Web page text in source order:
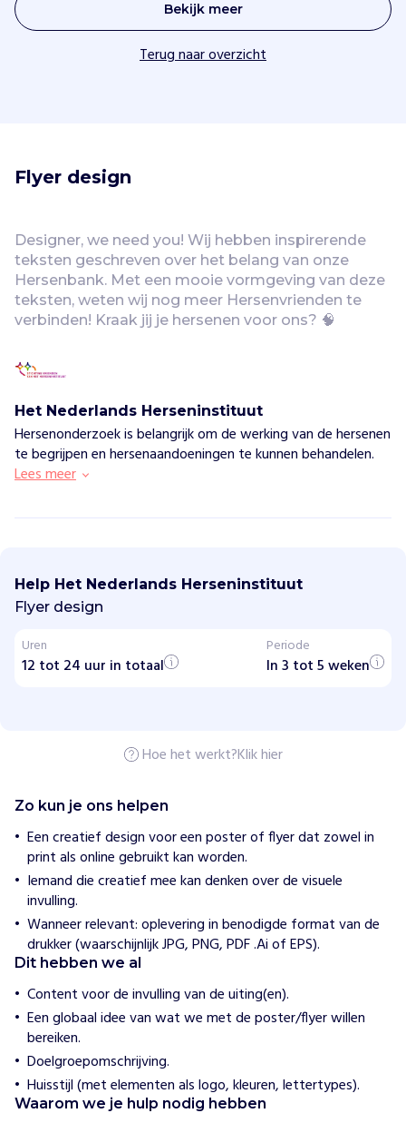
Bekijk meer
Terug naar overzicht
Flyer design
Designer, we need you! Wij hebben inspirerende
teksten geschreven over het belang van onze
Hersenbank. Met een mooie vormgeving van deze
teksten, weten wij nog meer Hersenvrienden te
verbinden! Kraak jij je hersenen voor ons? 🧠
Het Nederlands Herseninstituut
Hersenonderzoek is belangrijk om de werking van de hersenen
te begrijpen en hersenaandoeningen te kunnen behandelen.
Lees meer
N
e
d
r
l
e
i
s
t
i
t
u
u
t
H
o
e
w
i
j
h
e
Help Het Nederlands Herseninstituut
Flyer design
Uren
12 tot 24 uur in totaal
Periode
In 3 tot 5 weken
Hoe het werkt?Klik hier
Zo kun je ons helpen
Een creatief design voor een poster of flyer dat zowel in
print als online gebruikt kan worden.
Iemand die creatief mee kan denken over de visuele
invulling.
Wanneer relevant: oplevering in benodigde format van de
drukker (waarschijnlijk JPG, PNG, PDF .Ai of EPS).
Dit hebben we al
Content voor de invulling van de uiting(en).
Een globaal idee van wat we met de poster/flyer willen
bereiken.
Doelgroepomschrijving.
Huisstijl (met elementen als logo, kleuren, lettertypes).
Waarom we je hulp nodig hebben